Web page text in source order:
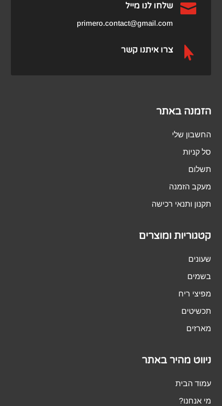
 שלחו לנו מייל
primero.contact@gmail.com
 צרו איתנו קשר
הזמנה באתר
החשבון שלי
סל קניות
תשלום
מעקב הזמנה
תקנון ותנאי רכישה
קטגוריות ומוצרים
שעונים
בשמים
מפיצי ריח
תכשיטים
מארזים
ניווט מהיר באתר
עמוד הבית
מי אנחנו?